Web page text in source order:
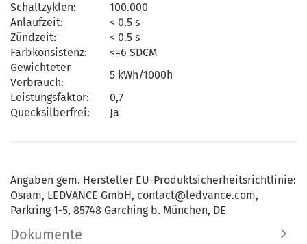
Schaltzyklen:
100.000
Anlaufzeit:
< 0.5 s
Zündzeit:
< 0.5 s
Farbkonsistenz:
<=6 SDCM
Gewichteter
Verbrauch:
5 kWh/1000h
Leistungsfaktor:
0,7
Quecksilberfrei:
Ja
Angaben gem. Hersteller EU-Produktsicherheitsrichtlinie:
Osram, LEDVANCE GmbH, contact@ledvance.com,
Parkring 1-5, 85748 Garching b. München, DE
Dokumente